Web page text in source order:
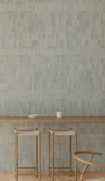
atraskite ispaniškų